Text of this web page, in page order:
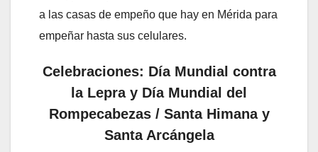
a las casas de empeño que hay en Mérida para
empeñar hasta sus celulares.
Celebraciones: Día Mundial contra
la Lepra y Día Mundial del
Rompecabezas / Santa Himana y
Santa Arcángela